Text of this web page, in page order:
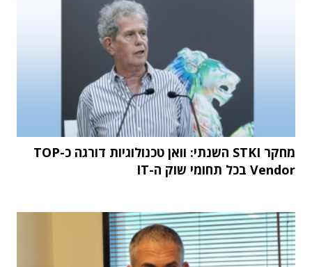
מחקר STKI השנתי: וואן טכנולוגיות דורגה כ-TOP
Vendor בכל תחומי שוק ה-IT